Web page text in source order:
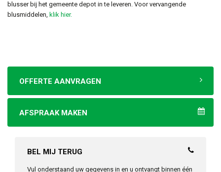
blusser bij het gemeente depot in te leveren. Voor vervangende
blusmiddelen, klik hier.
OFFERTE AANVRAGEN
AFSPRAAK MAKEN
BEL MIJ TERUG
Vul onderstaand uw gegevens in en u ontvangt binnen één